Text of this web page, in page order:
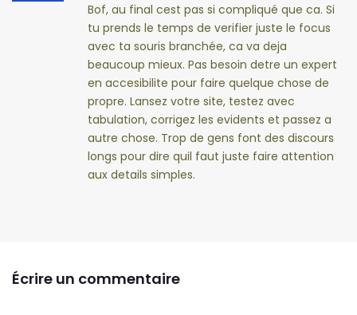
Bof, au final cest pas si compliqué que ca. Si
tu prends le temps de verifier juste le focus
avec ta souris branchée, ca va deja
beaucoup mieux. Pas besoin detre un expert
en accesibilite pour faire quelque chose de
propre. Lansez votre site, testez avec
tabulation, corrigez les evidents et passez a
autre chose. Trop de gens font des discours
longs pour dire quil faut juste faire attention
aux details simples.
Écrire un commentaire